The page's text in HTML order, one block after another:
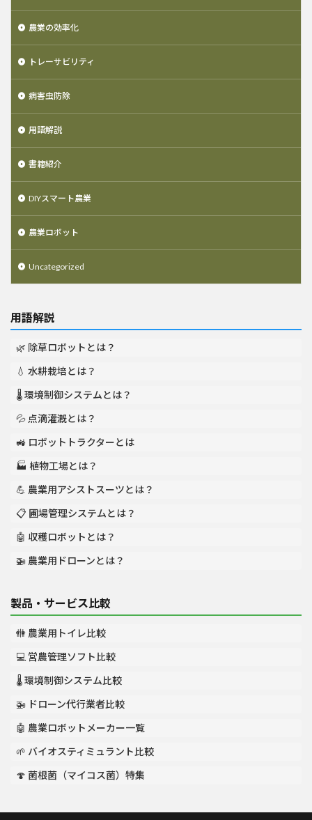
農業の効率化
トレーサビリティ
病害虫防除
用語解説
書籍紹介
DIYスマート農業
農業ロボット
Uncategorized
用語解説
🌿 除草ロボットとは？
💧 水耕栽培とは？
🌡️ 環境制御システムとは？
💦 点滴灌漑とは？
🚜 ロボットトラクターとは
🏭 植物工場とは？
💪 農業用アシストスーツとは？
📋 圃場管理システムとは？
🤖 収穫ロボットとは？
🚁 農業用ドローンとは？
製品・サービス比較
🚻 農業用トイレ比較
💻 営農管理ソフト比較
🌡️ 環境制御システム比較
🚁 ドローン代行業者比較
🤖 農業ロボットメーカー一覧
🌱 バイオスティミュラント比較
🍄 菌根菌（マイコス菌）特集